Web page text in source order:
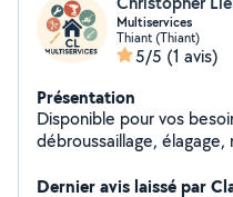
Multiservices
Thiant (Thiant)
5/5 (1 avis)
Présentation
Disponible pour vos besoins
débroussaillage,
services à la demande.
Dernier avis laissé par